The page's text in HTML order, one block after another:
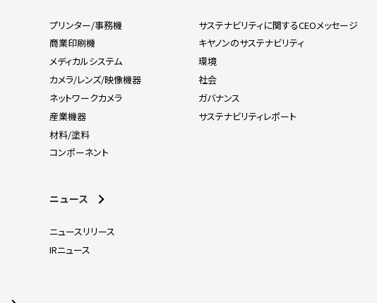
プリンター/事務機
商業印刷機
メディカルシステム
カメラ/レンズ/映像機器
ネットワークカメラ
産業機器
材料/塗料
コンポーネント
ニュース
ニュースリリース
IRニュース
サステナビリティに関するCEOメッセージ
キヤノンのサステナビリティ
環境
社会
ガバナンス
サステナビリティレポート